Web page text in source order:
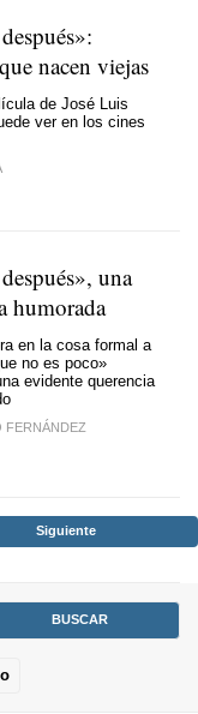
nacen viejas
de José Luis
ver en los cines
una
humorada
en la cosa formal a
no es poco»
evidente querencia
FERNÁNDEZ
Siguiente